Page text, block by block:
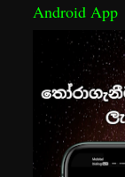
Android App